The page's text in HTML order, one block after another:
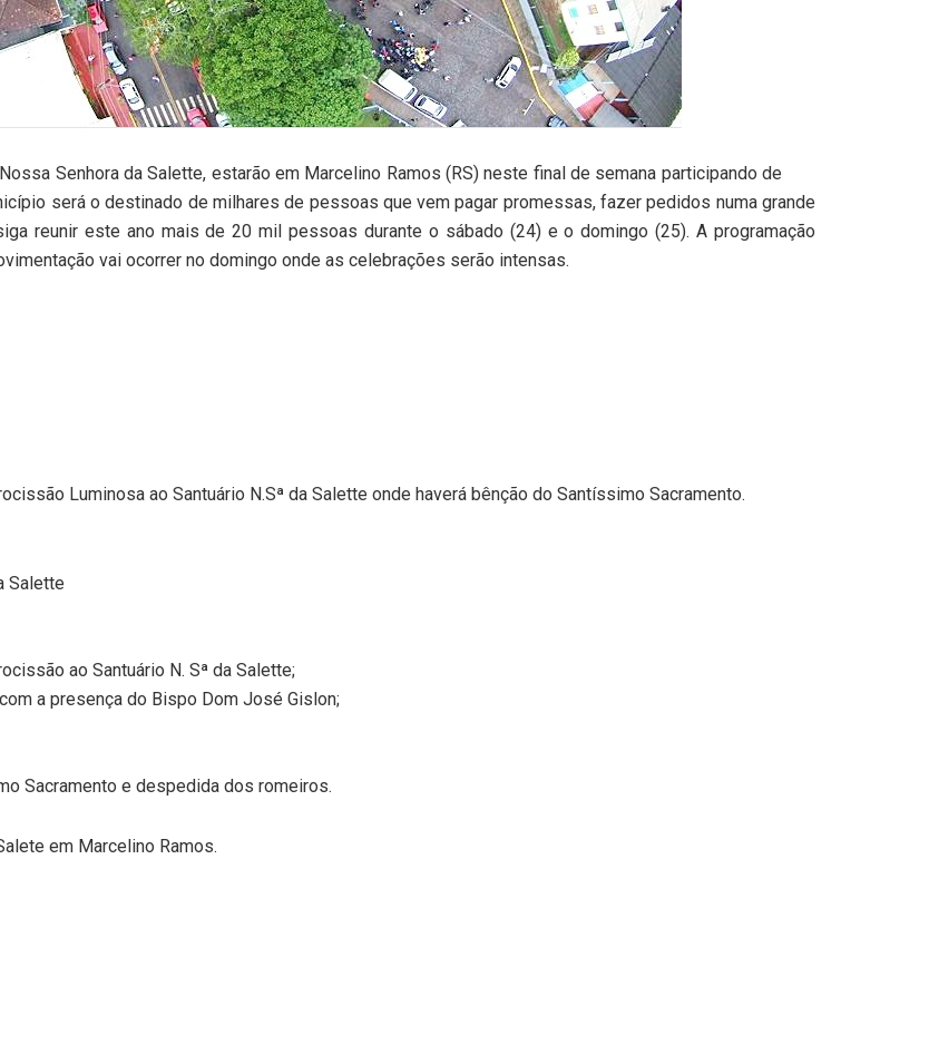
Senhora da Salette, estarão em Marcelino Ramos (RS) neste final de semana participando de
será o destinado de milhares de pessoas que vem pagar promessas, fazer pedidos numa grande
reunir este ano mais de 20 mil pessoas durante o sábado (24) e o domingo (25). A programação
vai ocorrer no domingo onde as celebrações serão intensas.
Luminosa ao Santuário N.Sª da Salette onde haverá bênção do Santíssimo Sacramento.
Salette
ao Santuário N. Sª da Salette;
a presença do Bispo Dom José Gislon;
Sacramento e despedida dos romeiros.
em Marcelino Ramos.